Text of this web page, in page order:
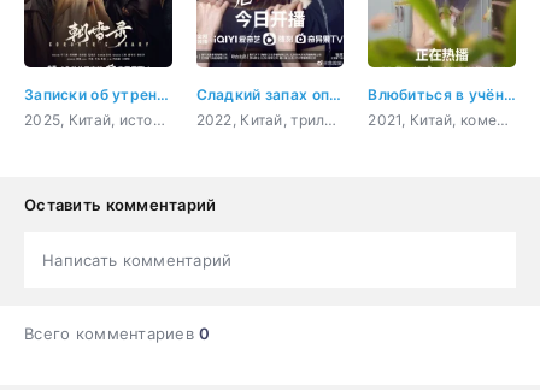
Записки об утреннем снеге
2025, Китай, история, мистика, романтика, драма
Сладкий запах опасности
2022, Китай, триллер, мистика, романтика
Влюбиться в учёного
2021, Китай, комедия, романтика, повседневность, молодость
Оставить комментарий
Написать комментарий
Всего комментариев0